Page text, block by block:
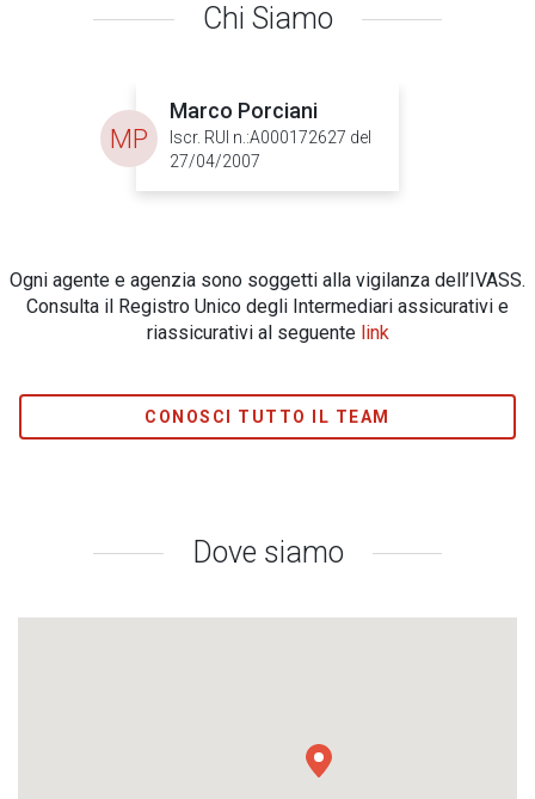
Chi Siamo
Marco Porciani
Iscr. RUI n.:A000172627 del
27/04/2007
MP
Ogni agente e agenzia sono soggetti alla vigilanza dell’IVASS.
Consulta il Registro Unico degli Intermediari assicurativi e
riassicurativi al seguente link
CONOSCI TUTTO IL TEAM
Dove siamo